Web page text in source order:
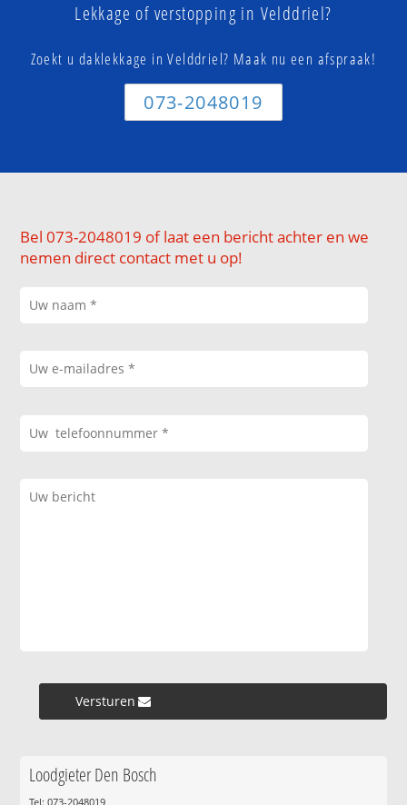
Lekkage of verstopping in Velddriel?
Zoekt u daklekkage in Velddriel? Maak nu een afspraak!
073-2048019
Bel 073-2048019 of laat een bericht achter en we
nemen direct contact met u op!
Versturen »
Loodgieter Den Bosch
Tel: 073-2048019